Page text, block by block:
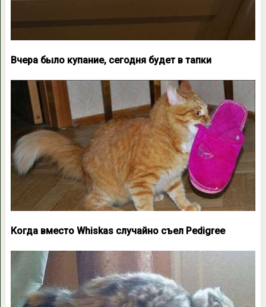
Вчера было купание, сегодня будет в тапки
Когда вместо Whiskas случайно съел Pedigree